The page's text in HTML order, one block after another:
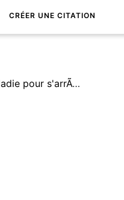
CRÉER UNE CITATION
On ne devrait jamais attendre d'Ãªtre forcÃ© par la maladie pour s'arrÃªter et rÃ©flÃ©chir Ã ce qui compte vraiment dans la vie.